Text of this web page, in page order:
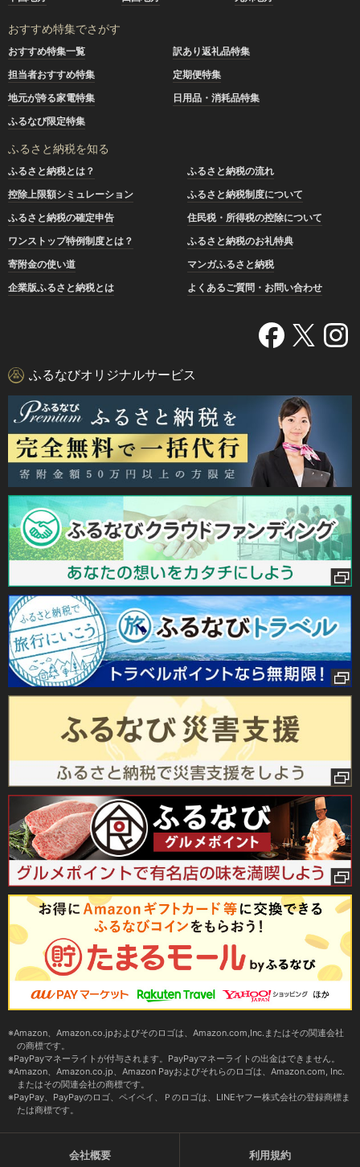
おすすめ特集でさがす
おすすめ特集一覧
訳あり返礼品特集
担当者おすすめ特集
定期便特集
地元が誇る家電特集
日用品・消耗品特集
ふるなび限定特集
ふるさと納税を知る
ふるさと納税とは？
ふるさと納税の流れ
控除上限額シミュレーション
ふるさと納税制度について
ふるさと納税の確定申告
住民税・所得税の控除について
ワンストップ特例制度とは？
ふるさと納税のお礼特典
寄附金の使い道
マンガふるさと納税
企業版ふるさと納税とは
よくあるご質問・お問い合わせ
ふるなびオリジナルサービス
Amazon、Amazon.co.jpおよびそのロゴは、Amazon.com,Inc.またはその関連会社
の商標です。
PayPayマネーライトが付与されます。PayPayマネーライトの出金はできません。
Amazon、Amazon.co.jp、Amazon Payおよびそれらのロゴは、Amazon.com, Inc.
またはその関連会社の商標です。
PayPay、PayPayのロゴ、ペイペイ、Ｐのロゴは、LINEヤフー株式会社の登録商標ま
たは商標です。
会社概要 利用規約